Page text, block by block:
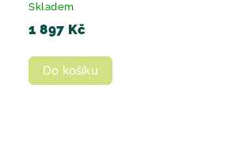
Skladem
1 897 Kč
Do košíku